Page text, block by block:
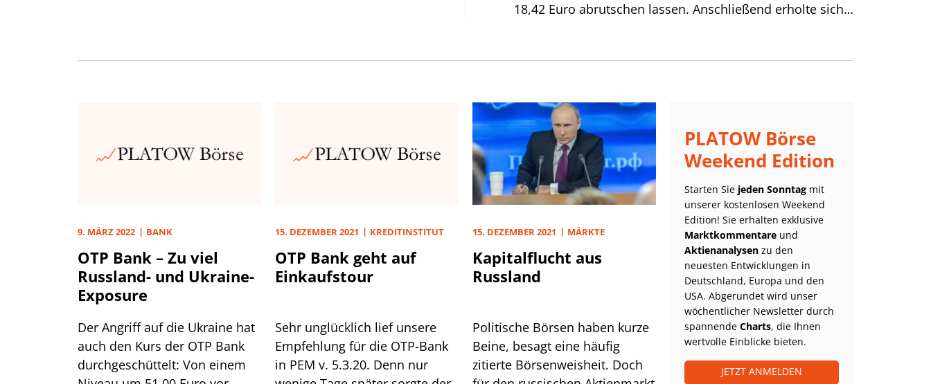
18,42 Euro abrutschen lassen. Anschließend erholte sich
dafür waren überraschend gute Q3-Zahlen.
9. MÄRZ 2022 BANK
OTP Bank – Zu viel
Russland- und Ukraine-
Exposure
Der Angriff auf die Ukraine hat
auch den Kurs der OTP Bank
durchgeschüttelt: Von einem
15. DEZEMBER 2021 KREDITINSTITUT
OTP Bank geht auf
Einkaufstour
Sehr unglücklich lief unsere
Empfehlung für die OTP-Bank
in PEM v. 5.3.20. Denn nur
15. DEZEMBER 2021 MÄRKTE
Kapitalflucht aus
Russland
Politische Börsen haben kurze
Beine, besagt eine häufig
zitierte Börsenweisheit. Doch
PLATOW Börse
Weekend Edition
Starten Sie jeden Sonntag mit
unserer kostenlosen Weekend
Edition! Sie erhalten exklusive
Marktkommentare und
Aktienanalysen zu den
neuesten Entwicklungen in
Deutschland, Europa und den
USA. Abgerundet wird unser
wöchentlicher Newsletter durch
spannende Charts, die Ihnen
wertvolle Einblicke bieten.
JETZT ANMELDEN